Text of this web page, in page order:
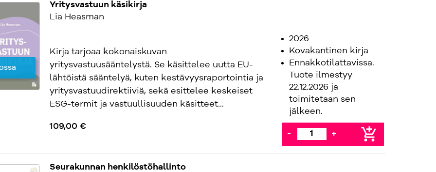
Yritysvastuun käsikirja
Lia Heasman
Kirja tarjoaa kokonaiskuvan
yritysvastuusääntelystä. Se käsittelee uutta EU-
lähtöistä sääntelyä, kuten kestävyysraportointia ja
yritysvastuudirektiiviä, sekä esittelee keskeiset
ESG-termit ja vastuullisuuden käsitteet...
109,00 €
2026
Kovakantinen kirja
Ennakkotilattavissa.
Tuote ilmestyy
22.12.2026 ja
toimitetaan sen
jälkeen.
- + add_shopping_cart
Seurakunnan henkilöstöhallinto